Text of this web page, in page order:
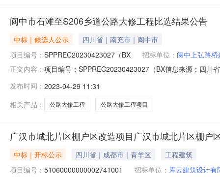
阆中市石滩至S206乡道公路大修工程比选结果公告
中标｜候选人公示
四川省｜南充市｜阆中市
项目编号： SPPREC20230423027（BX 招标单位： 阆中上弘路
正文内容： 项目编号：SPPREC20230423027（BX信息来源：四川
乡道公路大修工程阆中市石滩至S206乡道公路大修工程
发布时间： 2023-04-29 11:31
相关产品：
公路大修工程 公路大修工程项目
广汉市城北片区棚户区改造项目广汉市城北片区棚户
中标｜开标公示 四川省｜成都市｜青羊区
工程建筑
项目编号： 51060000000002741001 招标单位： 库云建筑设计有